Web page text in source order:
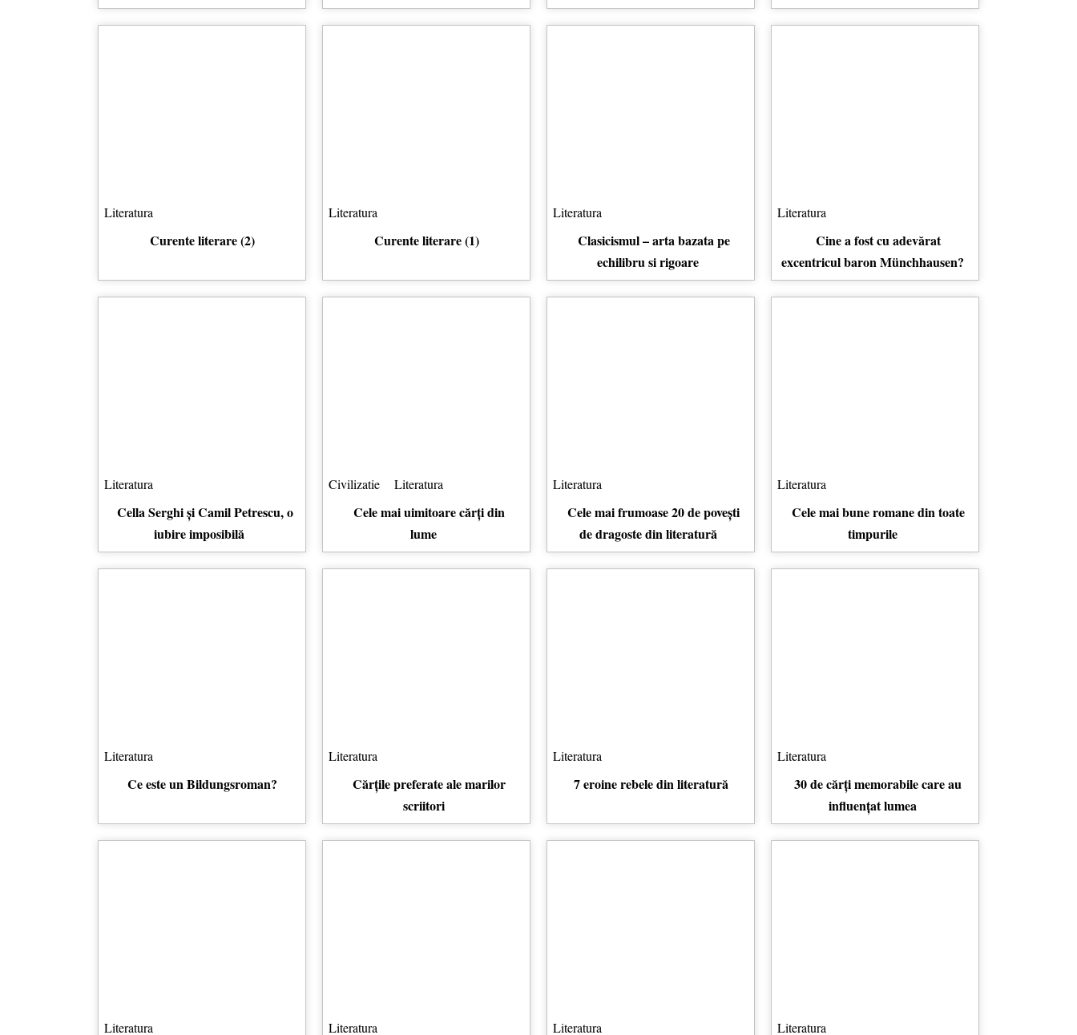
Literatura
Curente literare (2)
Literatura
Curente literare (1)
Literatura
Clasicismul – arta bazata pe
echilibru si rigoare
Literatura
Cine a fost cu adevărat
excentricul baron Münchhausen?
Literatura
Cella Serghi și Camil Petrescu, o
iubire imposibilă
Civilizatie Literatura
Cele mai uimitoare cărți din
lume
Literatura
Cele mai frumoase 20 de povești
de dragoste din literatură
Literatura
Cele mai bune romane din toate
timpurile
Literatura
Ce este un Bildungsroman?
Literatura
Cărțile preferate ale marilor
scriitori
Literatura
7 eroine rebele din literatură
Literatura
30 de cărți memorabile care au
influențat lumea
Literatura Literatura Literatura Literatura